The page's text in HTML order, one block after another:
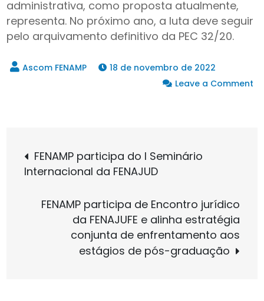
administrativa, como proposta atualmente,
representa. No próximo ano, a luta deve seguir
pelo arquivamento definitivo da PEC 32/20.
18 de novembro de 2022
Leave a Comment
deve
tramitar
Navegação
de
Post
FENAMP participa do I Seminário
Internacional da FENAJUD
FENAMP participa de Encontro jurídico
da FENAJUFE e alinha estratégia
conjunta de enfrentamento aos
estágios de pós-graduação